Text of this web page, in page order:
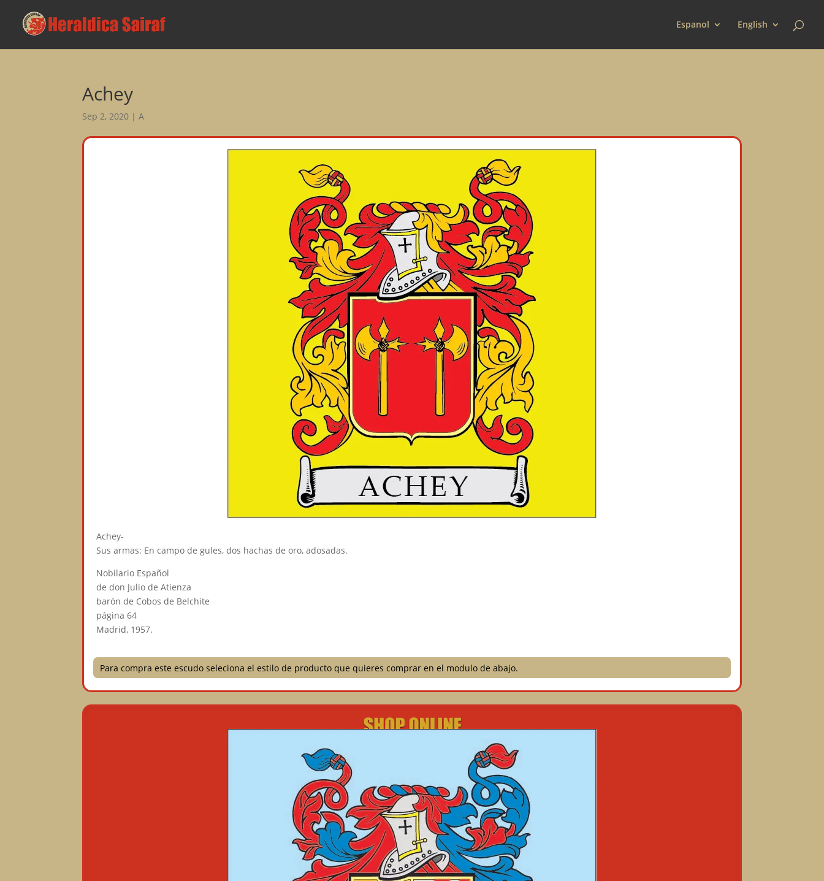
Espanol English
Achey
Sep 2, 2020 |A
Achey-
Sus armas: En campo de gules, dos hachas de oro, adosadas.
Nobilario Español
de don Julio de Atienza
barón de Cobos de Belchite
página 64
Madrid, 1957.
Para compra este escudo seleciona el estilo de producto que quieres comprar en el modulo de abajo.